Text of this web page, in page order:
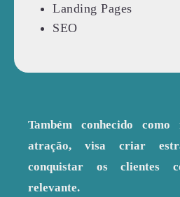
Landing Pages
SEO
Também conhecido como
atração, visa criar
conquistar os clientes
relevante.